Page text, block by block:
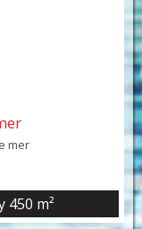
mer
450 m²